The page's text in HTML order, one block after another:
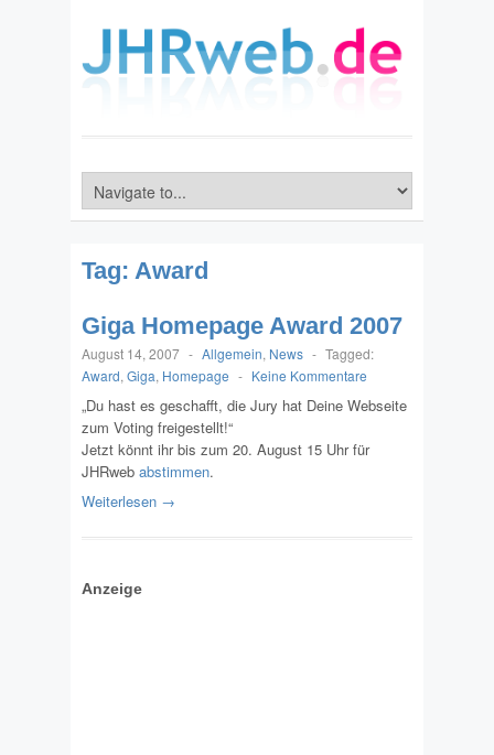
Tag: Award
Giga Homepage Award 2007
August 14, 2007 - Allgemein, News - Tagged:
Award, Giga, Homepage - Keine Kommentare
„Du hast es geschafft, die Jury hat Deine Webseite
zum Voting freigestellt!“
Jetzt könnt ihr bis zum 20. August 15 Uhr für
JHRweb abstimmen.
Weiterlesen →
Anzeige